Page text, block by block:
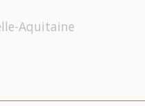
Aquitaine